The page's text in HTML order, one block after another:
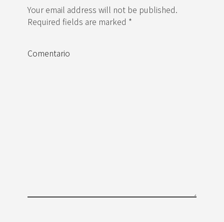
Your email address will not be published.
Required fields are marked *
Comentario